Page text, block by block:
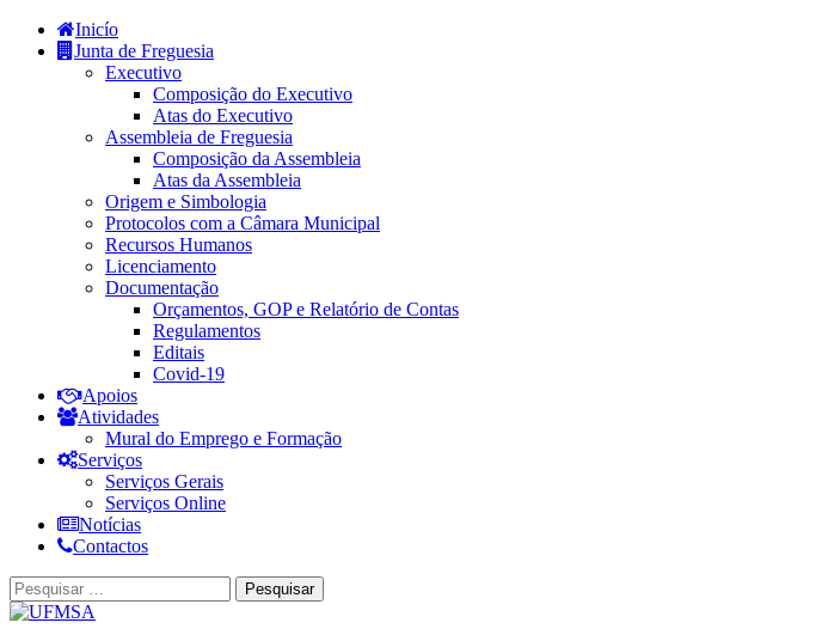
Inicío
Junta de Freguesia
Executivo
Composição do Executivo
Atas do Executivo
Assembleia de Freguesia
Composição da Assembleia
Atas da Assembleia
Origem e Simbologia
Protocolos com a Câmara Municipal
Recursos Humanos
Licenciamento
Documentação
Orçamentos, GOP e Relatório de Contas
Regulamentos
Editais
Covid-19
Apoios
Atividades
Mural do Emprego e Formação
Serviços
Serviços Gerais
Serviços Online
Notícias
Contactos